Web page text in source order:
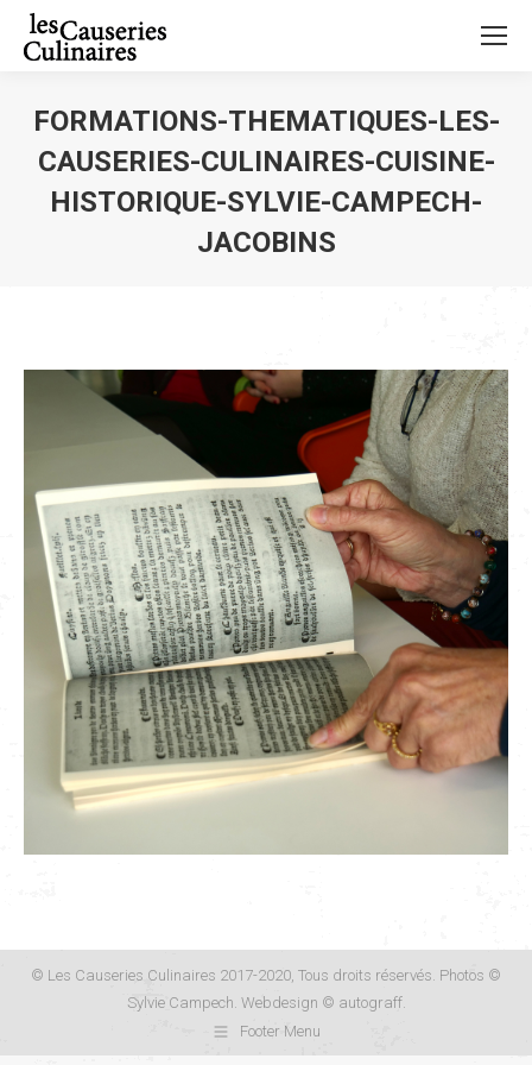
FORMATIONS-THEMATIQUES-LES-
CAUSERIES-CULINAIRES-CUISINE-
HISTORIQUE-SYLVIE-CAMPECH-
JACOBINS
© Les Causeries Culinaires 2017-2020, Tous droits réservés. Photos ©
Sylvie Campech. Webdesign © autograff.
Footer Menu